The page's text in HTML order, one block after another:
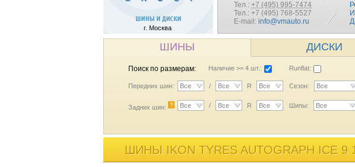
г. Москва
Тел.: +7 (495) 995-7474
Тел.: +7 (495) 768-5527
E-mail: info@vmauto.ru
ШИНЫ ДИСКИ
Поиск по размерам: Наличие >= 4 шт.: Runflat:
Передних шин: Все / Все R Все Сезон: Все
Задних шин: ? Все / Все R Все Шипы: Все
ШИНЫ IKON TYRES AUTOGRAPH ICE 9